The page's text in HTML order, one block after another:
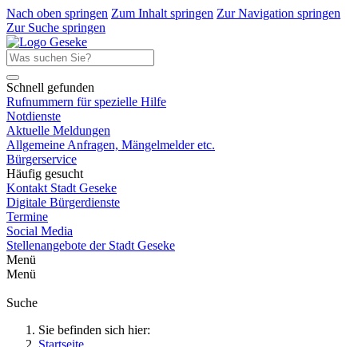
Nach oben springen Zum Inhalt springen Zur Navigation springen
Zur Suche springen
Schnell gefunden
Rufnummern für spezielle Hilfe
Notdienste
Aktuelle Meldungen
Allgemeine Anfragen, Mängelmelder etc.
Bürgerservice
Häufig gesucht
Kontakt Stadt Geseke
Digitale Bürgerdienste
Termine
Social Media
Stellenangebote der Stadt Geseke
Menü
Menü
Suche
Sie befinden sich hier:
Startseite